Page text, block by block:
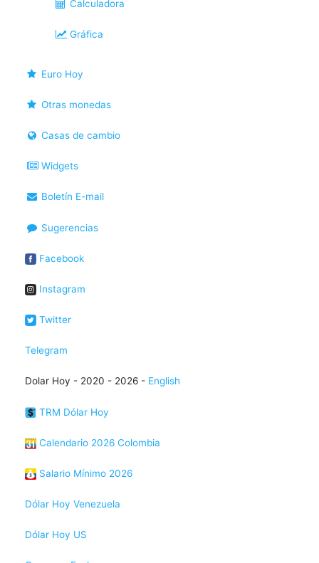
Calculadora
Gráfica
Euro Hoy
Otras monedas
Casas de cambio
Widgets
Boletín E-mail
Sugerencias
Facebook
Instagram
Twitter
Telegram
Dolar Hoy - 2020 - 2026 - English
TRM Dólar Hoy
Calendario 2026 Colombia
Salario Mínimo 2026
Dólar Hoy Venezuela
Dólar Hoy US